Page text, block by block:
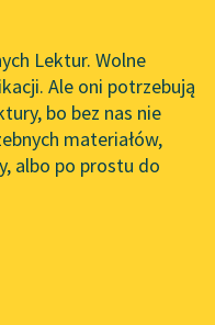
Zasady wykorzystania
Wolnych Lektur
Logotypy
Materiały promocyjne
Lektur. Wolne
Ale oni potrzebują
bo bez nas nie
materiałów,
albo po prostu do